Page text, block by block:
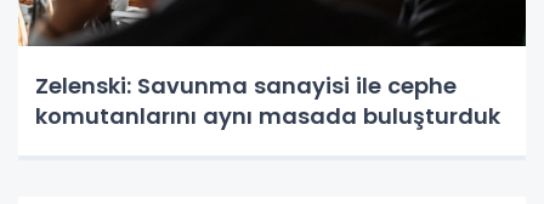
Zelenski: Savunma sanayisi ile cephe
komutanlarını aynı masada buluşturduk